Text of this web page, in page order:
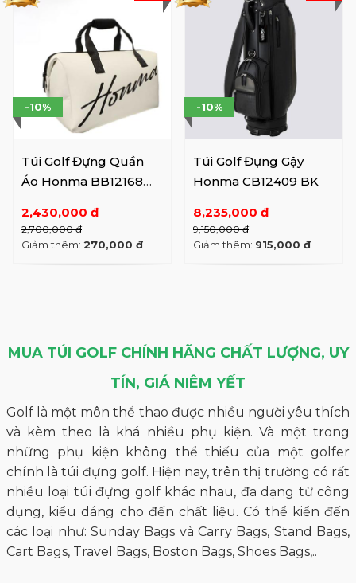
Túi Golf Đựng Quần
Áo Honma BB12168
2,430,000 đ
2,700,000 đ
-10%
Giảm thêm: 270,000 đ
Túi Golf Đựng Gậy
Honma CB12409 BK
8,235,000 đ
9,150,000 đ
-10%
Giảm thêm: 915,000 đ
MUA TÚI GOLF CHÍNH HÃNG CHẤT LƯỢNG, UY
TÍN, GIÁ NIÊM YẾT
Golf là một môn thể thao được nhiều người yêu thích
và kèm theo là khá nhiều phụ kiện. Và một trong
những phụ kiện không thể thiếu của một golfer
chính là túi đựng golf. Hiện nay, trên thị trường có rất
nhiều loại túi đựng golf khác nhau, đa dạng từ công
dụng, kiểu dáng cho đến chất liệu. Có thể kiển đến
các loại như: Sunday Bags và Carry Bags, Stand Bags,
Cart Bags, Travel Bags, Boston Bags, Shoes Bags,..